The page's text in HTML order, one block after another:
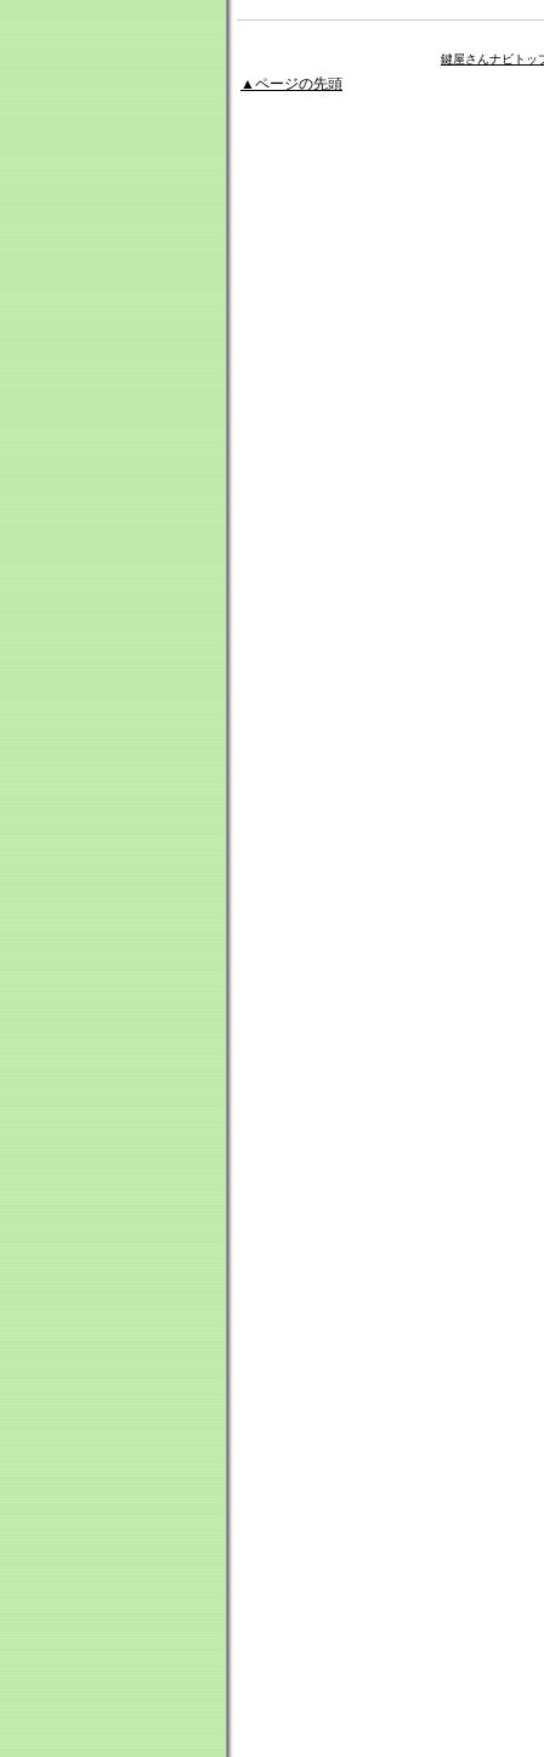
鍵屋さんナビトッ
▲ページの先頭